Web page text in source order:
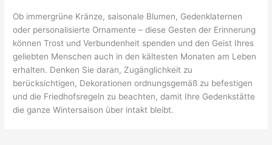
Ob immergrüne Kränze, saisonale Blumen, Gedenklaternen
oder personalisierte Ornamente – diese Gesten der Erinnerung
können Trost und Verbundenheit spenden und den Geist Ihres
geliebten Menschen auch in den kältesten Monaten am Leben
erhalten. Denken Sie daran, Zugänglichkeit zu
berücksichtigen, Dekorationen ordnungsgemäß zu befestigen
und die Friedhofsregeln zu beachten, damit Ihre Gedenkstätte
die ganze Wintersaison über intakt bleibt.